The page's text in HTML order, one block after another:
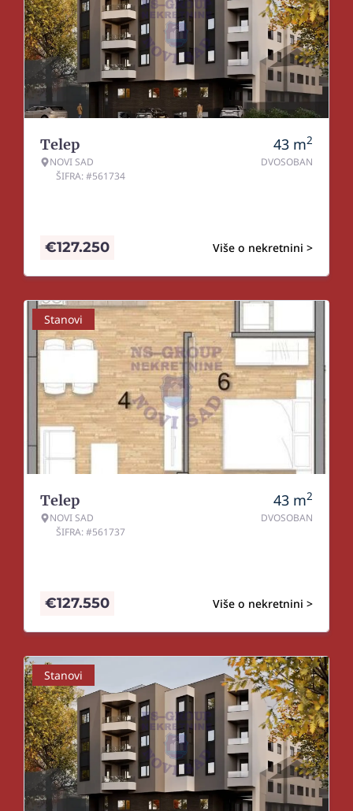
Telep
NOVI SAD
ŠIFRA: #561734
43 m2
DVOSOBAN
Više o nekretnini >
€127.250
Stanovi
Telep
NOVI SAD
ŠIFRA: #561737
43 m2
DVOSOBAN
Više o nekretnini >
€127.550
Stanovi